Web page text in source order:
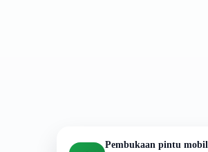
Pembukaan pintu mobil